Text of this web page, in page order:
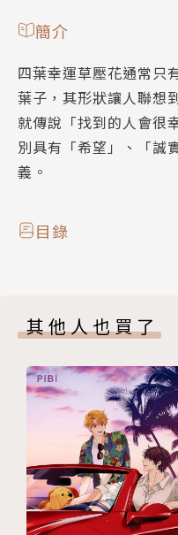
簡介
四葉幸運草壓花通常只
葉子，其形狀讓人聯想
就傳說「找到的人會很
別具有「希望」、「誠
義。
目錄
其他人也買了